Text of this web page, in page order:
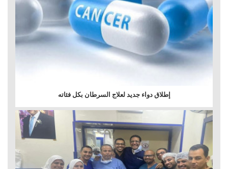
إطلاق دواء جديد لعلاج السرطان بكل فئاته